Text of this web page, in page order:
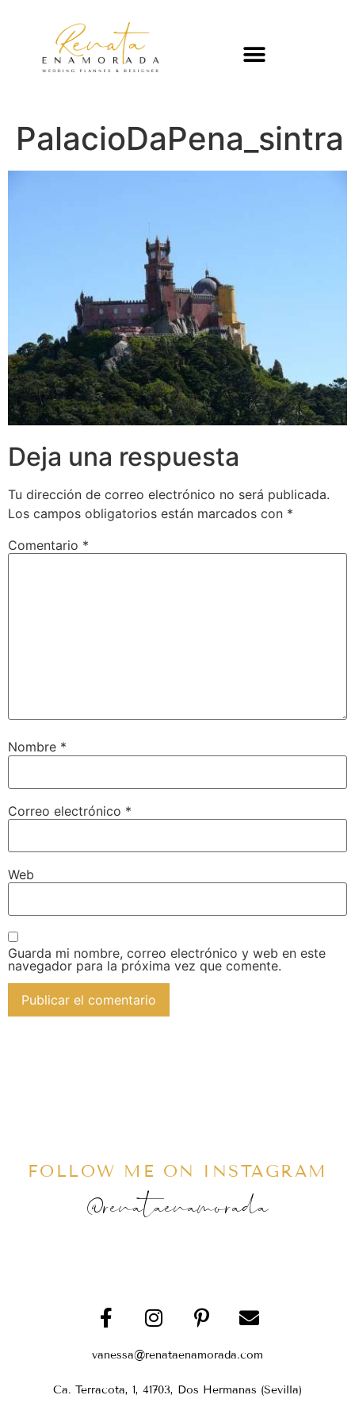
PalacioDaPena_sintra
Deja una respuesta
Tu dirección de correo electrónico no será publicada.
Los campos obligatorios están marcados con *
Comentario *
Nombre *
Correo electrónico *
Web
Guarda mi nombre, correo electrónico y web en este
navegador para la próxima vez que comente.
FOLLOW ME ON INSTAGRAM
@renataenamorada
vanessa@renataenamorada.com
Ca. Terracota, 1, 41703, Dos Hermanas (Sevilla)